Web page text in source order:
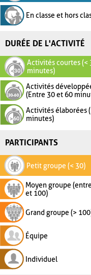
En classe et hors
DURÉE DE L'ACTIVITÉ
Activités courtes (<
minutes)
Activités
(Entre 30 et 60
Activités élaborées
minutes)
PARTICIPANTS
Petit groupe (< 30)
Moyen groupe
et 100)
Grand groupe (>
Équipe
Individuel